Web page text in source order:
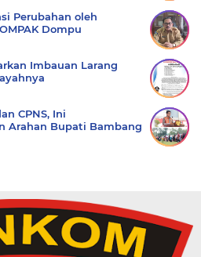
Perubahan oleh
Dompu
Imbauan Larang
CPNS, Ini
Arahan Bupati Bambang